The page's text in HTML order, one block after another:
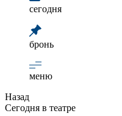
сегодня
бронь
меню
Назад
Сегодня в театре